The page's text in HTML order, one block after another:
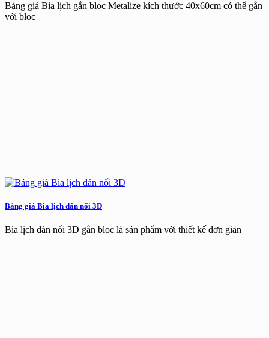
Bảng giá Bìa lịch gắn bloc Metalize kích thước 40x60cm có thể gắn
với bloc
Bảng giá Bìa lịch dán nổi 3D
Bìa lịch dán nổi 3D gắn bloc là sản phẩm với thiết kế đơn giản